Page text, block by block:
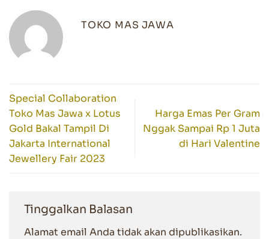
TOKO MAS JAWA
Special Collaboration
Toko Mas Jawa x Lotus
Gold Bakal Tampil Di
Jakarta International
Jewellery Fair 2023
Harga Emas Per Gram
Nggak Sampai Rp 1 Juta
di Hari Valentine
Tinggalkan Balasan
Alamat email Anda tidak akan dipublikasikan.